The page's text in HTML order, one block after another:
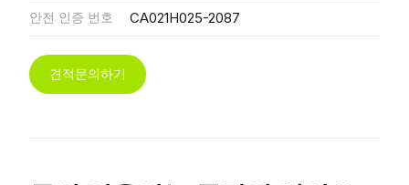
안전 인증 번호 CA021H025-2087
견적문의하기